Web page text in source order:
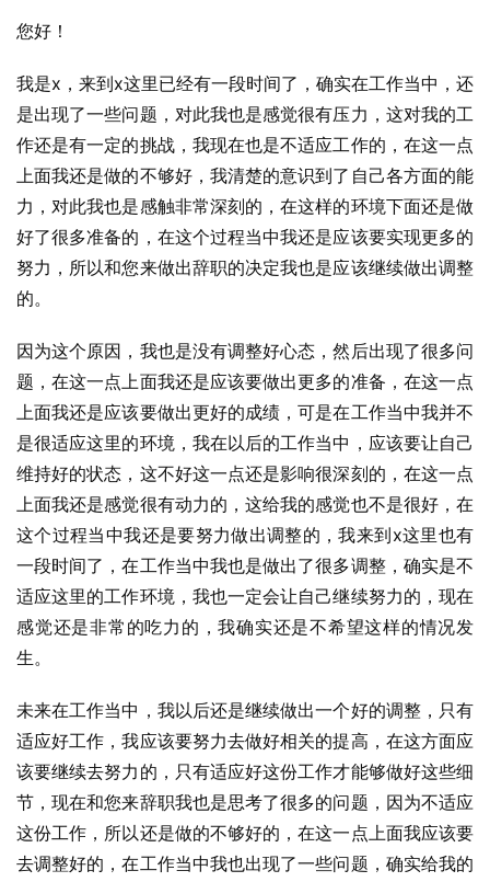
您好！
我是x，来到x这里已经有一段时间了，确实在工作当中，还
是出现了一些问题，对此我也是感觉很有压力，这对我的工
作还是有一定的挑战，我现在也是不适应工作的，在这一点
上面我还是做的不够好，我清楚的意识到了自己各方面的能
力，对此我也是感触非常深刻的，在这样的环境下面还是做
好了很多准备的，在这个过程当中我还是应该要实现更多的
努力，所以和您来做出辞职的决定我也是应该继续做出调整
的。
因为这个原因，我也是没有调整好心态，然后出现了很多问
题，在这一点上面我还是应该要做出更多的准备，在这一点
上面我还是应该要做出更好的成绩，可是在工作当中我并不
是很适应这里的环境，我在以后的工作当中，应该要让自己
维持好的状态，这不好这一点还是影响很深刻的，在这一点
上面我还是感觉很有动力的，这给我的感觉也不是很好，在
这个过程当中我还是要努力做出调整的，我来到x这里也有
一段时间了，在工作当中我也是做出了很多调整，确实是不
适应这里的工作环境，我也一定会让自己继续努力的，现在
感觉还是非常的吃力的，我确实还是不希望这样的情况发
生。
未来在工作当中，我以后还是继续做出一个好的调整，只有
适应好工作，我应该要努力去做好相关的提高，在这方面应
该要继续去努力的，只有适应好这份工作才能够做好这些细
节，现在和您来辞职我也是思考了很多的问题，因为不适应
这份工作，所以还是做的不够好的，在这一点上面我应该要
去调整好的，在工作当中我也出现了一些问题，确实给我的